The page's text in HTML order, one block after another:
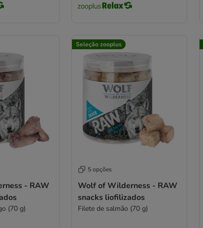
- RAW
(70 g)
Seleção zooplus
5 opções
Wolf of Wilderness - RAW
snacks liofilizados
Filete de salmão (70 g)